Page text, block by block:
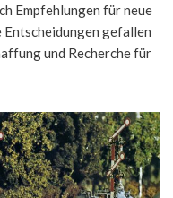
Empfehlungen für neue
Entscheidungen gefallen
und Recherche für